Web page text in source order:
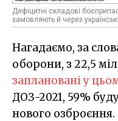
Дефіцитні складові
замовляють й через
Нагадаємо, за
оборони, з 22,5
заплановані у
ДОЗ-2021, 59%
нового озброєння.